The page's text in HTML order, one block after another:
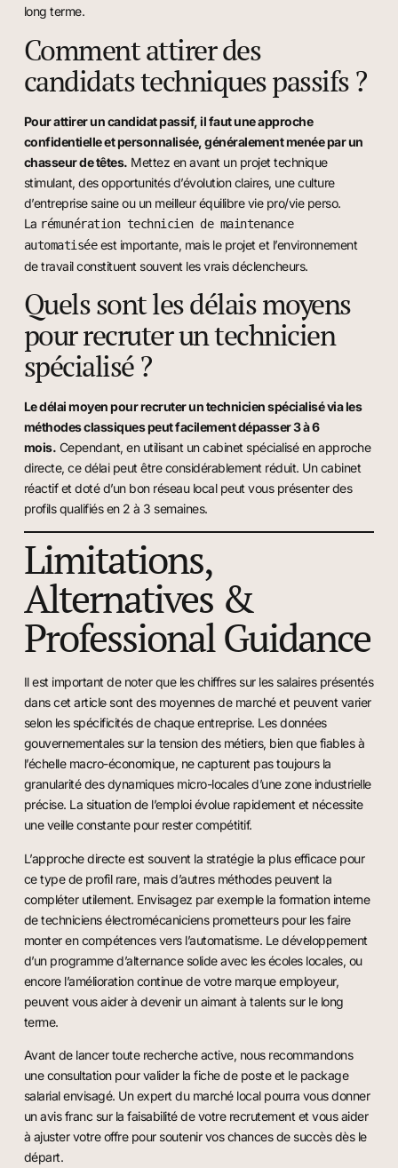
long terme.
Comment attirer des
candidats techniques passifs ?
Pour attirer un candidat passif, il faut une approche
confidentielle et personnalisée, généralement menée par un
chasseur de têtes. Mettez en avant un projet technique
stimulant, des opportunités d’évolution claires, une culture
d’entreprise saine ou un meilleur équilibre vie pro/vie perso.
La rémunération technicien de maintenance
automatiséeest importante, mais le projet et l’environnement
de travail constituent souvent les vrais déclencheurs.
Quels sont les délais moyens
pour recruter un technicien
spécialisé ?
Le délai moyen pour recruter un technicien spécialisé via les
méthodes classiques peut facilement dépasser 3 à 6
mois. Cependant, en utilisant un cabinet spécialisé en approche
directe, ce délai peut être considérablement réduit. Un cabinet
réactif et doté d’un bon réseau local peut vous présenter des
profils qualifiés en 2 à 3 semaines.
Limitations,
Alternatives &
Professional Guidance
Il est important de noter que les chiffres sur les salaires présentés
dans cet article sont des moyennes de marché et peuvent varier
selon les spécificités de chaque entreprise. Les données
gouvernementales sur la tension des métiers, bien que fiables à
l’échelle macro-économique, ne capturent pas toujours la
granularité des dynamiques micro-locales d’une zone industrielle
précise. La situation de l’emploi évolue rapidement et nécessite
une veille constante pour rester compétitif.
L’approche directe est souvent la stratégie la plus efficace pour
ce type de profil rare, mais d’autres méthodes peuvent la
compléter utilement. Envisagez par exemple la formation interne
de techniciens électromécaniciens prometteurs pour les faire
monter en compétences vers l’automatisme. Le développement
d’un programme d’alternance solide avec les écoles locales, ou
encore l’amélioration continue de votre marque employeur,
peuvent vous aider à devenir un aimant à talents sur le long
terme.
Avant de lancer toute recherche active, nous recommandons
une consultation pour valider la fiche de poste et le package
salarial envisagé. Un expert du marché local pourra vous donner
un avis franc sur la faisabilité de votre recrutement et vous aider
à ajuster votre offre pour soutenir vos chances de succès dès le
départ.